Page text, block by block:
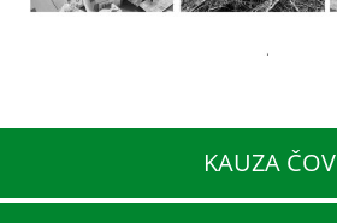
KAUZA ČOV